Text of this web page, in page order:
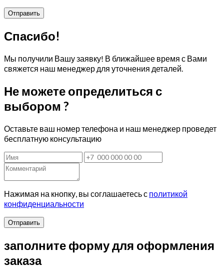
Спасибо!
Мы получили Вашу заявку! В ближайшее время с Вами
свяжется наш менеджер для уточнения деталей.
Не можете определиться с
выбором ?
Оставьте ваш номер телефона и наш менеджер проведет
бесплатную консультацию
Нажимая на кнопку, вы соглашаетесь с политикой
конфиденциальности
Отправить
заполните форму для оформления
заказа